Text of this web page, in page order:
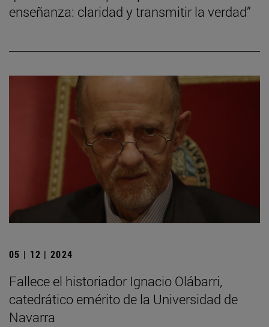
enseñanza: claridad y transmitir la verdad”
05 | 12 | 2024
Fallece el historiador Ignacio Olábarri,
catedrático emérito de la Universidad de
Navarra